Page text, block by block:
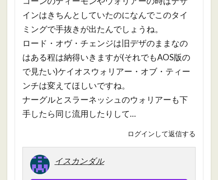
インはきちんとしていたのになんでこのタイ
ミングで手抜きが出たんでしょうね。
ロード・オヴ・チェンジは旧デザのままなの
はある程は納得いきますが(それでもAOS版の
で見たい)ケイオスウォリアー・オブ・ティー
ンチは変えてほしいですね。
ナーグルとスラーネッシュのウォリアーも下
手したら同じ流用したりして…
ログインして返信する
イスカンダル